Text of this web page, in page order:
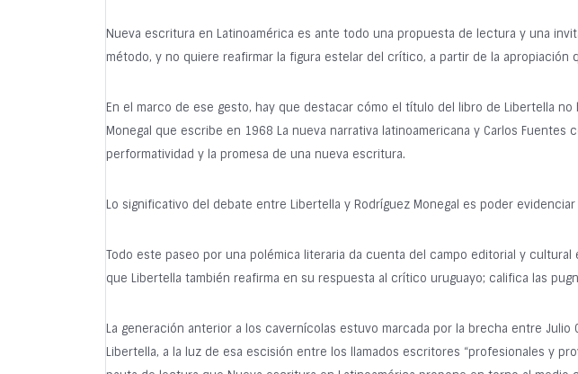
Nueva escritura en Latinoamérica es ante todo una propuesta de lectura y una
método, y no quiere reafirmar la figura estelar del crítico, a partir de la
En el marco de ese gesto, hay que destacar cómo el título del libro de Libertella
Monegal que escribe en 1968 La nueva narrativa latinoamericana y Carlos
performatividad y la promesa de una nueva escritura.
Lo significativo del debate entre Libertella y Rodríguez Monegal es poder
Todo este paseo por una polémica literaria da cuenta del campo editorial y
que Libertella también reafirma en su respuesta al crítico uruguayo; califica las
La generación anterior a los cavernícolas estuvo marcada por la brecha entre
Libertella, a la luz de esa escisión entre los llamados escritores “profesionales y